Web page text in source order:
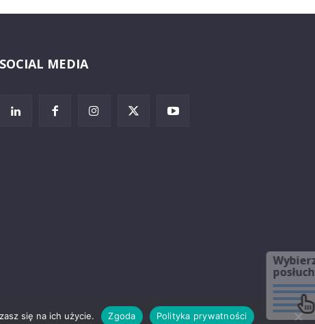
SOCIAL MEDIA
się na ich użycie. Zgoda Polityka prywatności